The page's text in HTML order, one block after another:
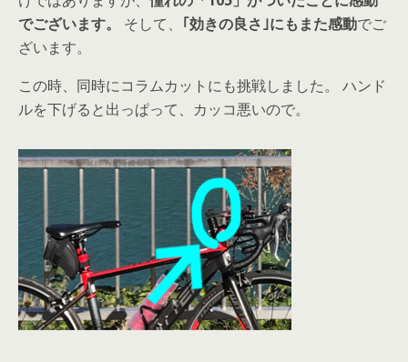
でございます。
そして、 ｢効きの良さ｣にもまた感動でご
ざいます。
この時、同時にコラムカットにも挑戦しました。 ハンド
ルを下げると出っぱって、カッコ悪いので。